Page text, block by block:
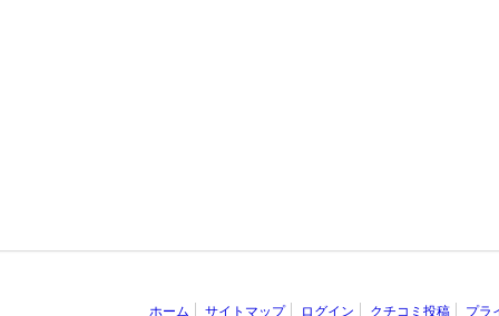
ホーム サイトマップ ログイン クチコミ投稿 プラ